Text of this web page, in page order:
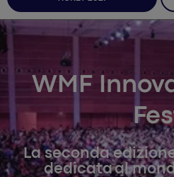
WMF
La seconda
dedicata al